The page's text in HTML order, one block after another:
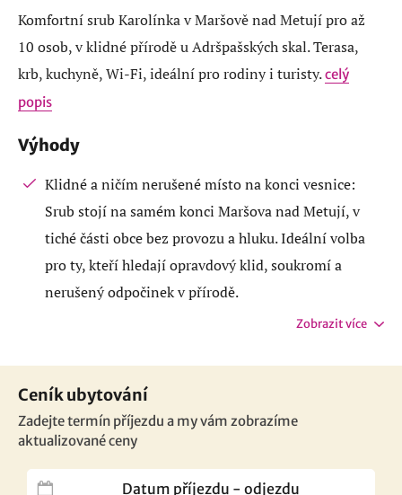
Komfortní srub Karolínka v Maršově nad Metují pro až
10 osob, v klidné přírodě u Adršpašských skal. Terasa,
krb, kuchyně, Wi-Fi, ideální pro rodiny i turisty.celý
popis
Výhody
Klidné a ničím nerušené místo na konci vesnice:
Srub stojí na samém konci Maršova nad Metují, v
tiché části obce bez provozu a hluku. Ideální volba
pro ty, kteří hledají opravdový klid, soukromí a
nerušený odpočinek v přírodě.
Zobrazit více
Ceník ubytování
Zadejte termín příjezdu a my vám zobrazíme
aktualizované ceny